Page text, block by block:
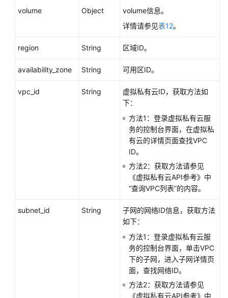
volume Object
volume信息。
详情请参见表12。
region String 区域ID。
availability_zone String 可用区ID。
vpc_id String
虚拟私有云ID，获取方法如
下：
方法1：登录虚拟私有云服
务的控制台界面，在虚拟私
有云的详情页面查找VPC
ID。
方法2：获取方法请参见
《虚拟私有云API参考》中
“查询VPC列表”的内容。
subnet_id String
子网的网络ID信息，获取方法
如下：
方法1：登录虚拟私有云服
务的控制台界面，单击VPC
下的子网，进入子网详情页
面，查找网络ID。
方法2：获取方法请参见
《虚拟私有云API参考》中